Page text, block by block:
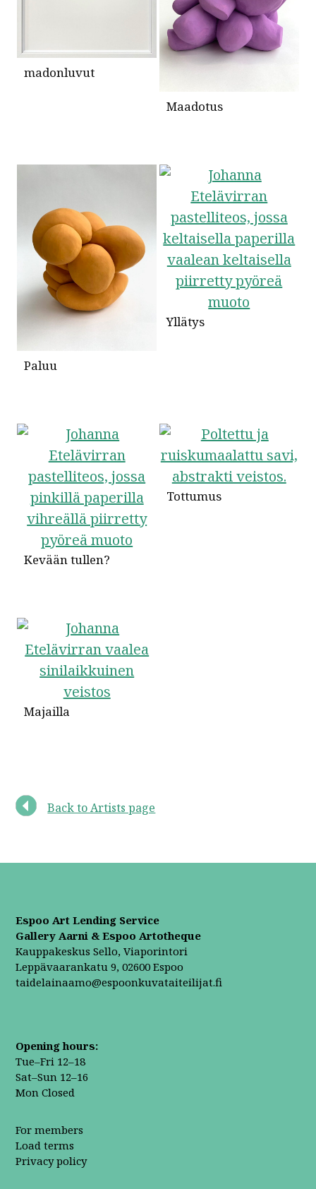
madonluvut
Maadotus
Paluu
Yllätys
Kevään tullen?
Tottumus
Majailla
Back to Artists page
Espoo Art Lending Service
Gallery Aarni & Espoo Artotheque
Kauppakeskus Sello, Viaporintori
Leppävaarankatu 9, 02600 Espoo
taidelainaamo@espoonkuvataiteilijat.fi
Opening hours:
Tue–Fri 12–18
Sat–Sun 12–16
Mon Closed
For members
Load terms
Privacy policy